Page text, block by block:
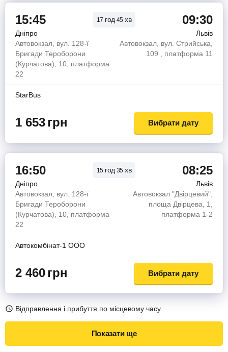
15:45 17 год 45 хв 09:30
Дніпро
Львів
Автовокзал, вул. 128-ї
Бригади Тероборони
(Курчатова), 10, платформа
22
Автовокзал, вул. Стрийська,
109 , платформа 11
StarBus
1 653грн Вибрати дату
16:50 15 год 35 хв 08:25
Дніпро
Львів
Автовокзал, вул. 128-ї
Бригади Тероборони
(Курчатова), 10, платформа
22
Автовокзал "Двірцевий",
площа Двірцева, 1,
платформа 1-2
Автокомбiнат-1 ООО
2 460грн Вибрати дату
Відправлення і прибуття по місцевому часу.
Показати ще